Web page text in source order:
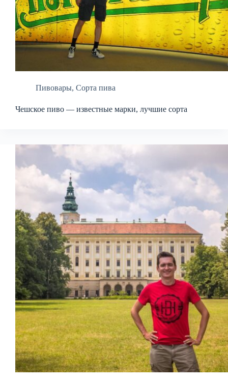
Пивовары, Сорта пива
Чешское пиво — известные марки, лучшие сорта